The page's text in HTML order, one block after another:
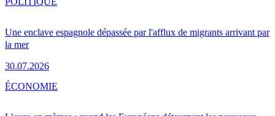
Une enclave espagnole dépassée par l'afflux de migrants arrivant par
la mer
30.07.2026
ÉCONOMIE